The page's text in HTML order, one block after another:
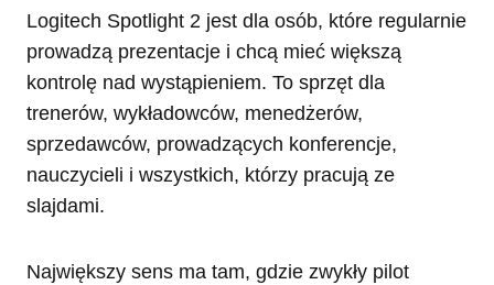
Logitech Spotlight 2 jest dla osób, które regularnie
prowadzą prezentacje i chcą mieć większą
kontrolę nad wystąpieniem. To sprzęt dla
trenerów, wykładowców, menedżerów,
sprzedawców, prowadzących konferencje,
nauczycieli i wszystkich, którzy pracują ze
slajdami.
Największy sens ma tam, gdzie zwykły pilot